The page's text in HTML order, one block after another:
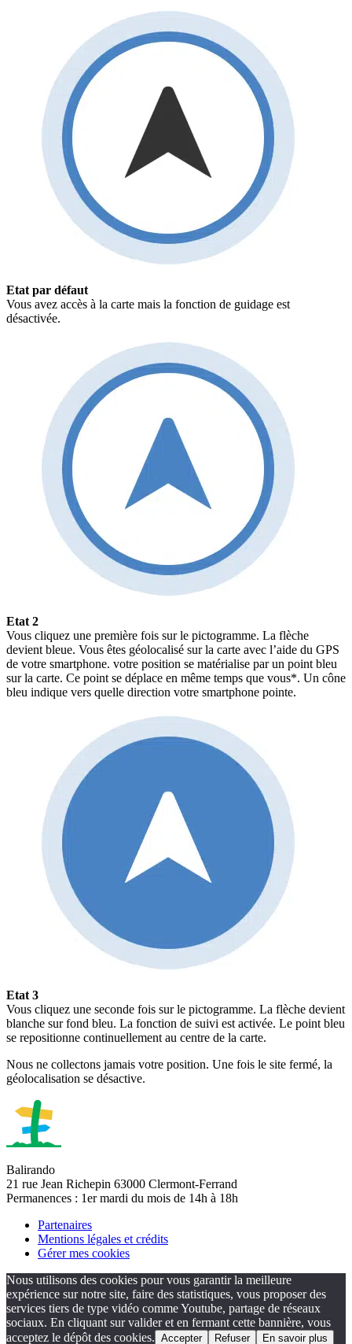
Etat par défaut
Vous avez accès à la carte mais la fonction de guidage est
désactivée.
Etat 2
Vous cliquez une première fois sur le pictogramme. La flèche
devient bleue. Vous êtes géolocalisé sur la carte avec l’aide du GPS
de votre smartphone. votre position se matérialise par un point bleu
sur la carte. Ce point se déplace en même temps que vous*. Un cône
bleu indique vers quelle direction votre smartphone pointe.
Etat 3
Vous cliquez une seconde fois sur le pictogramme. La flèche devient
blanche sur fond bleu. La fonction de suivi est activée. Le point bleu
se repositionne continuellement au centre de la carte.
Nous ne collectons jamais votre position. Une fois le site fermé, la
géolocalisation se désactive.
Balirando
21 rue Jean Richepin 63000 Clermont-Ferrand
Permanences : 1er mardi du mois de 14h à 18h
Partenaires
Mentions légales et crédits
Gérer mes cookies
Nous utilisons des cookies pour vous garantir la meilleure
expérience sur notre site, faire des statistiques, vous proposer des
services tiers de type vidéo comme Youtube, partage de réseaux
sociaux. En cliquant sur valider et en fermant cette bannière, vous
acceptez le dépôt des cookies. Accepter Refuser En savoir plus